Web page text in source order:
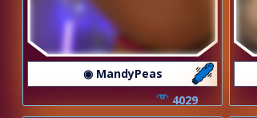
◉ MandyPeas
4029